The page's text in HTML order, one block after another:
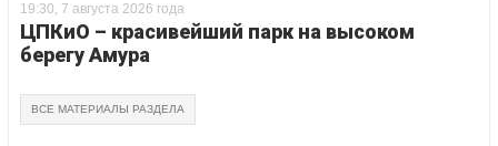
19:30, 7 августа 2026 года
ЦПКиО – красивейший парк на высоком
берегу Амура
ВСЕ МАТЕРИАЛЫ РАЗДЕЛА